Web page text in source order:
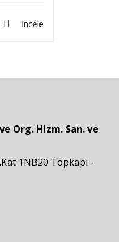
İncele
Org. Hizm. San. ve
1NB20 Topkapı -